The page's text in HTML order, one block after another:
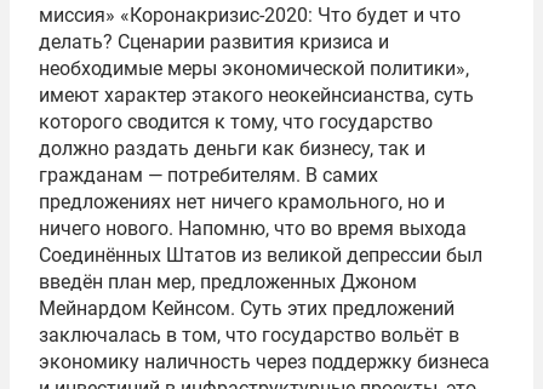
миссия» «Коронакризис-2020: Что будет и что
делать? Сценарии развития кризиса и
необходимые меры экономической политики»,
имеют характер этакого неокейнсианства, суть
которого сводится к тому, что государство
должно раздать деньги как бизнесу, так и
гражданам — потребителям. В самих
предложениях нет ничего крамольного, но и
ничего нового. Напомню, что во время выхода
Соединённых Штатов из великой депрессии был
введён план мер, предложенных Джоном
Мейнардом Кейнсом. Суть этих предложений
заключалась в том, что государство вольёт в
экономику наличность через поддержку бизнеса